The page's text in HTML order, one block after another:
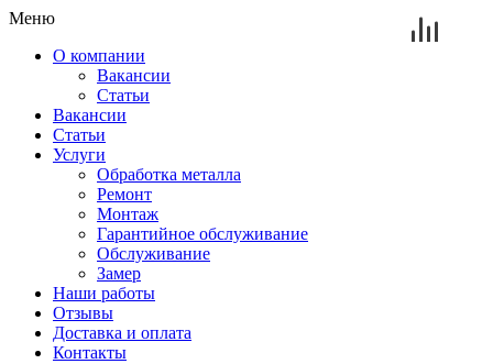
Меню
О компании
Вакансии
Статьи
Вакансии
Статьи
Услуги
Обработка металла
Ремонт
Монтаж
Гарантийное обслуживание
Обслуживание
Замер
Наши работы
Отзывы
Доставка и оплата
Контакты